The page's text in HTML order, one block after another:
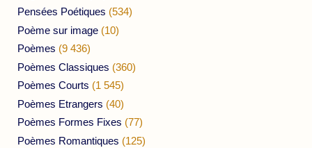
Pensées Poétiques (534)
Poème sur image (10)
Poèmes (9 436)
Poèmes Classiques (360)
Poèmes Courts (1 545)
Poèmes Etrangers (40)
Poèmes Formes Fixes (77)
Poèmes Romantiques (125)